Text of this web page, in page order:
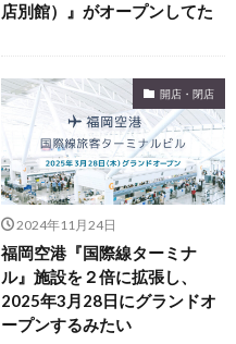
店別館）』がオープンしてた
開店・閉店
2024年11月24日
福岡空港『国際線ターミナ
ル』施設を２倍に拡張し、
2025年3月28日にグランドオ
ープンするみたい